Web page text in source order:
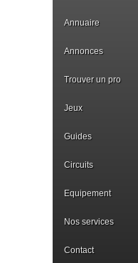
Annuaire
Annonces
Trouver un pro
Jeux
Guides
Circuits
Equipement
Nos services
Contact